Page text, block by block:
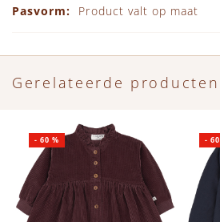
Product valt op maat
Gerelateerde producten
-60 % -60